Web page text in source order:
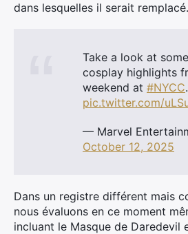
dans lesquelles il serait
Take a look at
cosplay highlights
weekend at #NYCC.
pic.twitter.com/
— Marvel
October 12, 2025
Dans un registre différent mais
nous évaluons en ce moment
incluant le Masque de Daredevil